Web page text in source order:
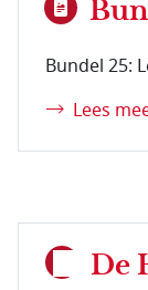
Bundel 25:
Lees
De